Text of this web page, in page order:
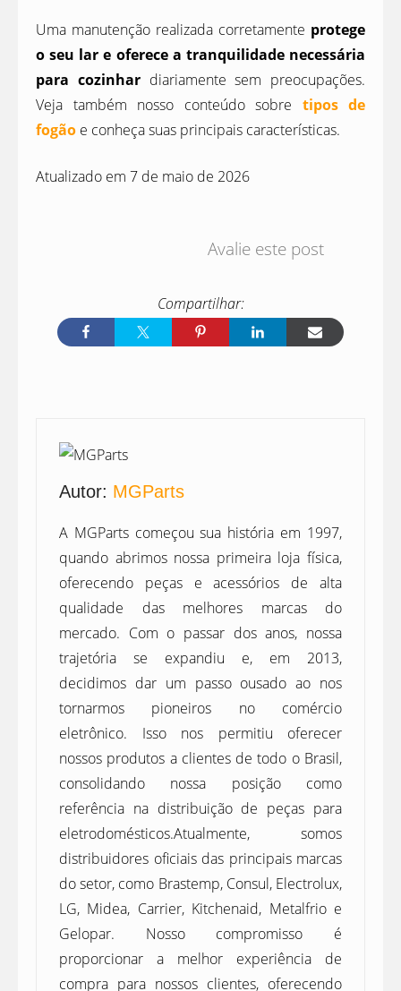
Uma manutenção realizada corretamente protege
o seu lar e oferece a tranquilidade necessária
para cozinhardiariamente sem preocupações.
Veja também nosso conteúdo sobre tipos de
fogão e conheça suas principais características.
Atualizado em 7 de maio de 2026
Avalie este post
Autor: MGParts
A MGParts começou sua história em 1997,
quando abrimos nossa primeira loja física,
oferecendo peças e acessórios de alta
qualidade das melhores marcas do
mercado. Com o passar dos anos, nossa
trajetória se expandiu e, em 2013,
decidimos dar um passo ousado ao nos
tornarmos pioneiros no comércio
eletrônico. Isso nos permitiu oferecer
nossos produtos a clientes de todo o Brasil,
consolidando nossa posição como
referência na distribuição de peças para
eletrodomésticos.Atualmente, somos
distribuidores oficiais das principais marcas
do setor, como Brastemp, Consul, Electrolux,
LG, Midea, Carrier, Kitchenaid, Metalfrio e
Gelopar. Nosso compromisso é
proporcionar a melhor experiência de
compra para nossos clientes, oferecendo